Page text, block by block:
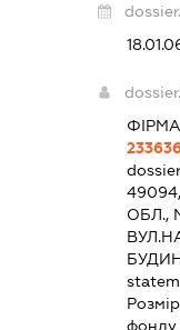
ОБЛ.,
фонду